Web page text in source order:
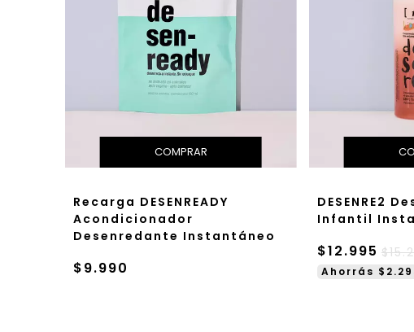
Recarga DESENREADY
Acondicionador
Desenredante Instantáneo
$9.990
DESENRE2
Infantil
$12.995
Ahorrás